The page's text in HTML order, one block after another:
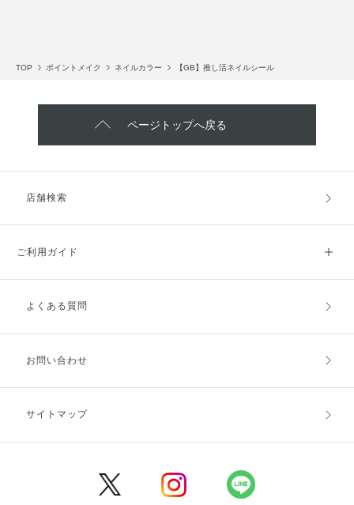
TOP ポイントメイク ネイルカラー 【GB】推し活ネイルシール
ページトップへ戻る
店舗検索
ご利用ガイド
ご利用ガイドトップ
お支払方法
キャンセル・返品・交換
よくある質問
お問い合わせ
サイトマップ